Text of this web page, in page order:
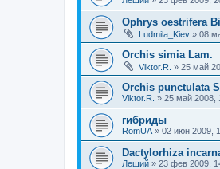
Ophrys oestrifera
Ludmila_Kiev » 08
Orchis simia Lam.
Viktor.R. » 25 май
Orchis punctulata
Viktor.R. » 25 май 2008,
гибриды
RomUA » 02 июн 2009,
Dactylorhiza
Леший » 23 фев 2009,